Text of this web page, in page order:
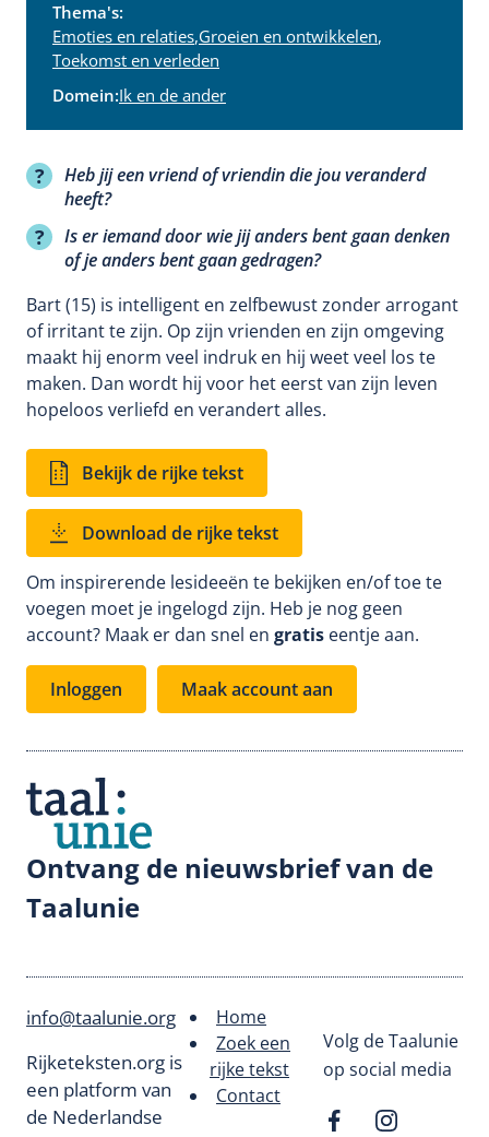
Thema's:
Emoties en relaties,Groeien en ontwikkelen,
Toekomst en verleden
Domein:Ik en de ander
Heb jij een vriend of vriendin die jou veranderd
heeft?
Is er iemand door wie jij anders bent gaan denken
of je anders bent gaan gedragen?
Bart (15) is intelligent en zelfbewust zonder arrogant
of irritant te zijn. Op zijn vrienden en zijn omgeving
maakt hij enorm veel indruk en hij weet veel los te
maken. Dan wordt hij voor het eerst van zijn leven
hopeloos verliefd en verandert alles.
Bekijk de rijke tekst
Download de rijke tekst
Om inspirerende lesideeën te bekijken en/of toe te
voegen moet je ingelogd zijn. Heb je nog geen
account? Maak er dan snel en gratis eentje aan.
Inloggen Maak account aan
Ontvang de nieuwsbrief van de
Taalunie
info@taalunie.org
Rijketeksten.org is
een platform van
de Nederlandse
Footer
menu
Home
Zoek een
rijke tekst
Contact
Volg de Taalunie
op social media